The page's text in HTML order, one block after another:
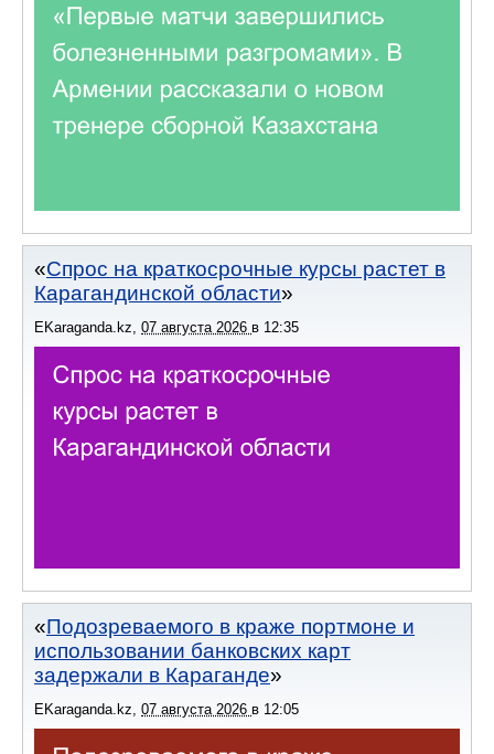
Спрос на краткосрочные курсы растет в
Карагандинской области
EKaraganda.kz 07 августа 2026 в 12:35
Подозреваемого в краже портмоне и
использовании банковских карт
задержали в Караганде
EKaraganda.kz, 07 августа 2026 в 12:05